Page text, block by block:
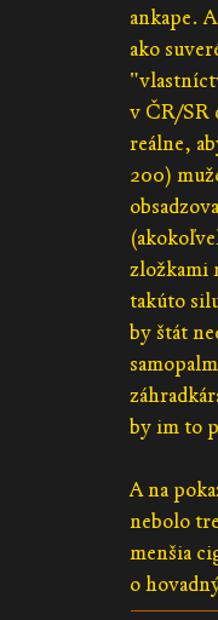
ankape.
ako
v ČR/SR
reálne,
200)
zložkami
takúto
by štát
by im to
A na
nebolo
menšia
o